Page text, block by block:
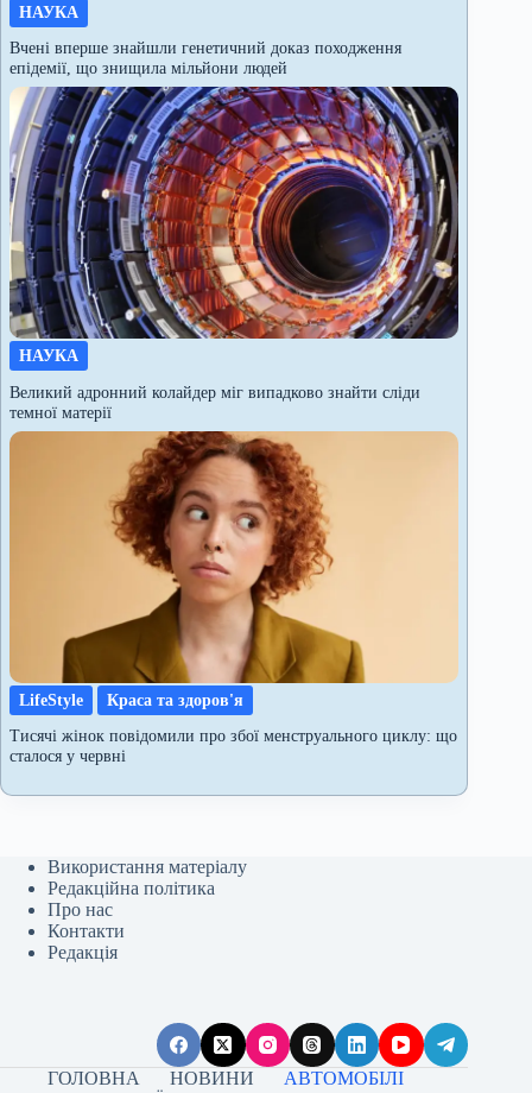
НАУКА
Вчені вперше знайшли генетичний доказ походження
епідемії, що знищила мільйони людей
НАУКА
Великий адронний колайдер міг випадково знайти сліди
темної матерії
LifeStyle
Краса та здоров'я
Тисячі жінок повідомили про збої менструального циклу: що
сталося у червні
Використання матеріалу
Редакційна політика
Про нас
Контакти
Редакція
ГОЛОВНА НОВИНИ
АВТОМОБІЛІ